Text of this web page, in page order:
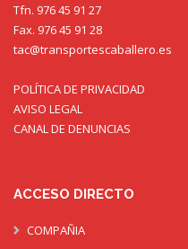
Tfn. 976 45 91 27
Fax. 976 45 91 28
tac@transportescaballero.es
POLÍTICA DE PRIVACIDAD
AVISO LEGAL
CANAL DE DENUNCIAS
ACCESO DIRECTO
COMPAÑIA